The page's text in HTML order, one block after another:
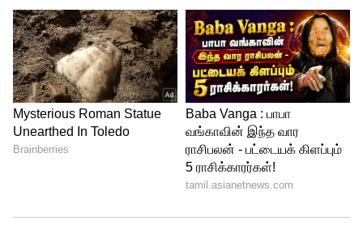
கேட்கிறார். ஜனனியும் அனுப்பி
வைக்கிறார். பின்னர் வாடகை கார் ஒன்றில்
ஏறி ஜனனி வீட்டுக்கு கிளம்புகிறார்
தர்ஷினி. அந்த கார் டிரைவர் ஏதேதோ
பாதையில் அழைத்து செல்ல, தர்ஷினிக்கு
சந்தேகம் வருகிறது. ஒரு கட்டத்தில் இரண்டு
பெண்கள் காரில் ஏறுகிறார்கள்.